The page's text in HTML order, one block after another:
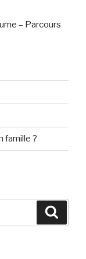
– Parcours
famille ?